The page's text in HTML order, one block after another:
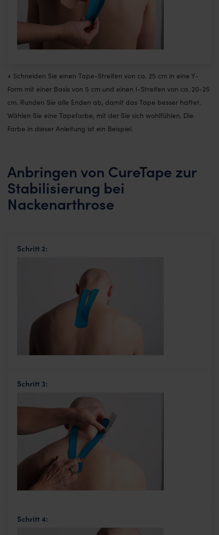
◗ Schneiden Sie einen Tape-Streifen von ca. 25 cm in eine Y-
Form mit einer Basis von 5 cm und einen I-Streifen von ca. 20-25
cm. Runden Sie alle Enden ab, damit das Tape besser haftet.
Wählen Sie eine Tapefarbe, mit der Sie sich wohlfühlen. Die
Farbe in dieser Anleitung ist ein Beispiel.
Anbringen von CureTape zur
Stabilisierung bei
Nackenarthrose
Schritt 2:
Schritt 3:
Schritt 4: